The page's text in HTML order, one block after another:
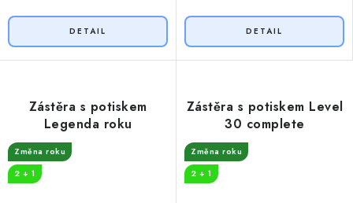
Zástěra s potiskem
Legenda roku
Změna roku
2 + 1
Zástěra s potiskem Level
30 complete
Změna roku
2 + 1